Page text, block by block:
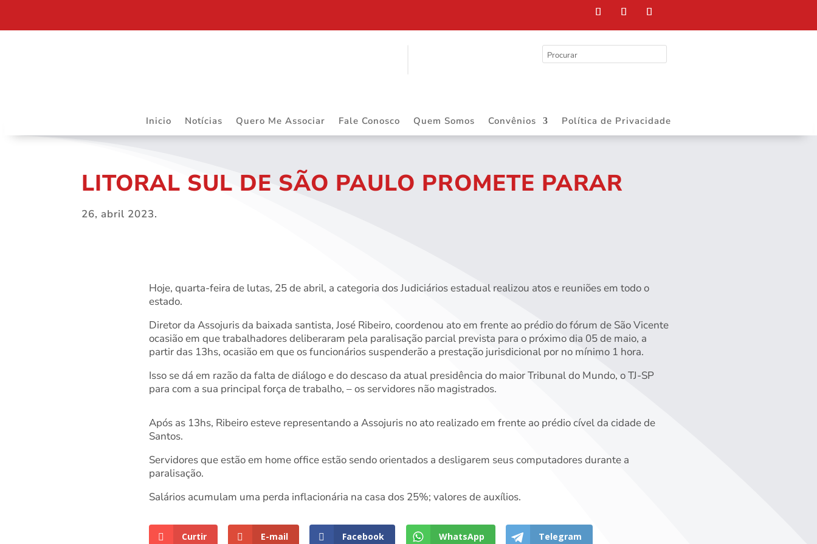
Inicio Notícias Quero Me Associar Fale Conosco Quem Somos Convênios Política de Privacidade
LITORAL SUL DE SÃO PAULO PROMETE PARAR
26, abril 2023.
Hoje, quarta-feira de lutas, 25 de abril, a categoria dos Judiciários estadual realizou atos e reuniões em todo o
estado.
Diretor da Assojuris da baixada santista, José Ribeiro, coordenou ato em frente ao prédio do fórum de São Vicente
ocasião em que trabalhadores deliberaram pela paralisação parcial prevista para o próximo dia 05 de maio, a
partir das 13hs, ocasião em que os funcionários suspenderão a prestação jurisdicional por no mínimo 1 hora.
Isso se dá em razão da falta de diálogo e do descaso da atual presidência do maior Tribunal do Mundo, o TJ-SP
para com a sua principal força de trabalho, – os servidores não magistrados.
Após as 13hs, Ribeiro esteve representando a Assojuris no ato realizado em frente ao prédio cível da cidade de
Santos.
Servidores que estão em home office estão sendo orientados a desligarem seus computadores durante a
paralisação.
Salários acumulam uma perda inflacionária na casa dos 25%; valores de auxílios.
Curtir E-mail Facebook WhatsApp Telegram